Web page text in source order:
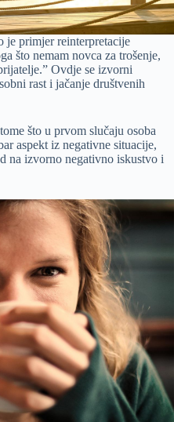
je primjer reinterpretacije
što nemam novca za trošenje,
Ovdje se izvorni
rast i jačanje društvenih
što u prvom slučaju osoba
aspekt iz negativne situacije,
na izvorno negativno iskustvo i